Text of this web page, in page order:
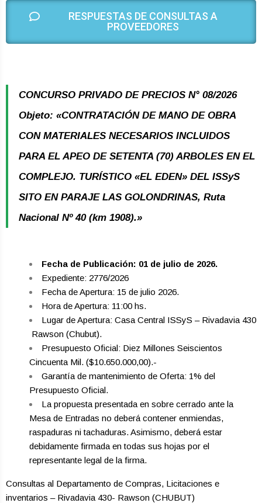
RESPUESTAS DE CONSULTAS A
PROVEEDORES
CONCURSO PRIVADO DE PRECIOS N° 08/2026
Objeto: «CONTRATACIÓN DE MANO DE OBRA
CON MATERIALES NECESARIOS INCLUIDOS
PARA EL APEO DE SETENTA (70) ARBOLES EN EL
COMPLEJO. TURÍSTICO «EL EDEN» DEL ISSyS
SITO EN PARAJE LAS GOLONDRINAS, Ruta
Nacional Nº 40 (km 1908).»
Fecha de Publicación: 01 de julio de 2026.
Expediente: 2776/2026
Fecha de Apertura: 15 de julio 2026.
Hora de Apertura: 11:00 hs.
Lugar de Apertura: Casa Central ISSyS – Rivadavia 430
­ Rawson (Chubut).
Presupuesto Oficial: Diez Millones Seiscientos
Cincuenta Mil. ($10.650.000,00).-
Garantía de mantenimiento de Oferta: 1% del
Presupuesto Oficial.
La propuesta presentada en sobre cerrado ante la
Mesa de Entradas no deberá contener enmiendas,
raspaduras ni tachaduras. Asimismo, deberá estar
debidamente firmada en todas sus hojas por el
representante legal de la firma.
Consultas al Departamento de Compras, Licitaciones e
inventarios – Rivadavia 430- Rawson (CHUBUT)